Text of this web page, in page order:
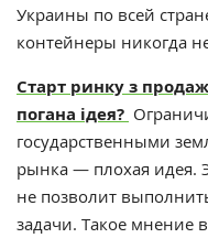
Украины по всей
контейнеры никогда
Старт ринку з
погана ідея?
государственными
рынка — плохая идея.
не позволит
задачи. Такое мнение